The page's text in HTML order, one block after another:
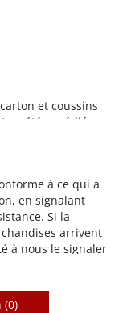
et coussins
a été expédié avec
à ce qui a
en signalant
Si la
arrivent
à nous le signaler
(0)